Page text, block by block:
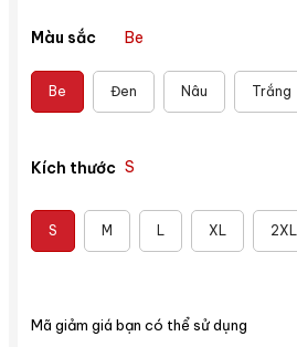
Mã giảm giá bạn có thể sử dụng
Màu sắc Be
Be Đen Nâu Trắng
Kích thước S
S M L XL 2XL